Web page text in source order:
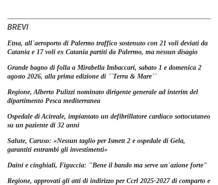
BREVI
Etna, all´aeroporto di Palermo traffico sostenuto con 21 voli deviati da
Catania e 17 voli ex Catania partiti da Palermo, ma nessun disagio
Grande bagno di folla a Mirabella Imbaccari, sabato 1 e domenica 2
agosto 2026, alla prima edizione di ´´Terra & Mare´´
Regione, Alberto Pulizzi nominato dirigente generale ad interim del
dipartimento Pesca mediterranea
Ospedale di Acireale, impiantato un defibrillatore cardiaco sottocutaneo
su un paziente di 32 anni
Salute, Caruso: «Nessun taglio per Ismett 2 e ospedale di Gela,
garantiti entrambi gli investimenti»
Daini e cinghiali, Figuccia: "Bene il bando ma serve un´azione forte"
Regione, approvati gli atti di indirizzo per Ccrl 2025-2027 di comparto e